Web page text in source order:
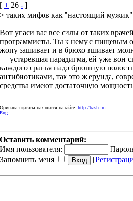
[ + 26 - ]
> таких мифов как "настоящий
Вот упаси вас все силы от таких
программисты. Ты к нему с пищевым
жопу зашивает и в брюхо вшивает
— устаревшая парадигма, ей уже вон
каждого сранья надо брюшную
антибиотиками, так это ж ерунда,
средства имеют достаточную
Оригинал цитаты находится на сайте: http://bash.im
Eng
Оставить комментарий:
Имя пользователя:
Запомнить меня
[